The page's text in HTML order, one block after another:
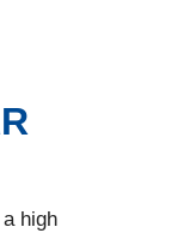
high